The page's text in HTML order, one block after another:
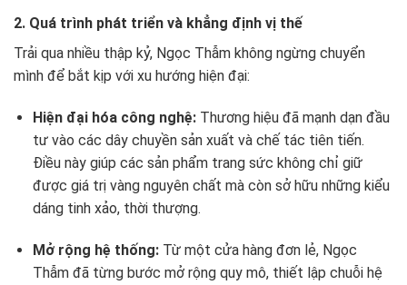
2. Quá trình phát triển và khẳng định vị thế
Trải qua nhiều thập kỷ, Ngọc Thẫm không ngừng chuyển
mình để bắt kịp với xu hướng hiện đại:
Hiện đại hóa công nghệ:Thương hiệu đã mạnh dạn đầu
tư vào các dây chuyền sản xuất và chế tác tiên tiến.
Điều này giúp các sản phẩm trang sức không chỉ giữ
được giá trị vàng nguyên chất mà còn sở hữu những kiểu
dáng tinh xảo, thời thượng.
Mở rộng hệ thống:Từ một cửa hàng đơn lẻ, Ngọc
Thẫm đã từng bước mở rộng quy mô, thiết lập chuỗi hệ